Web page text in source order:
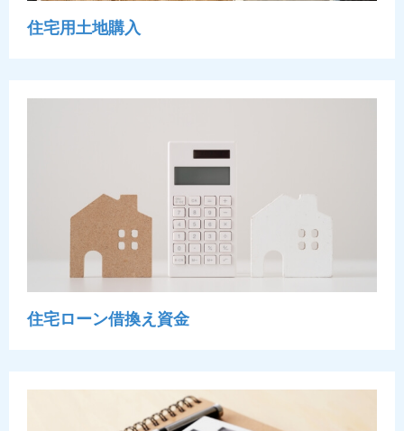
住宅用土地購入
住宅ローン借換え資金